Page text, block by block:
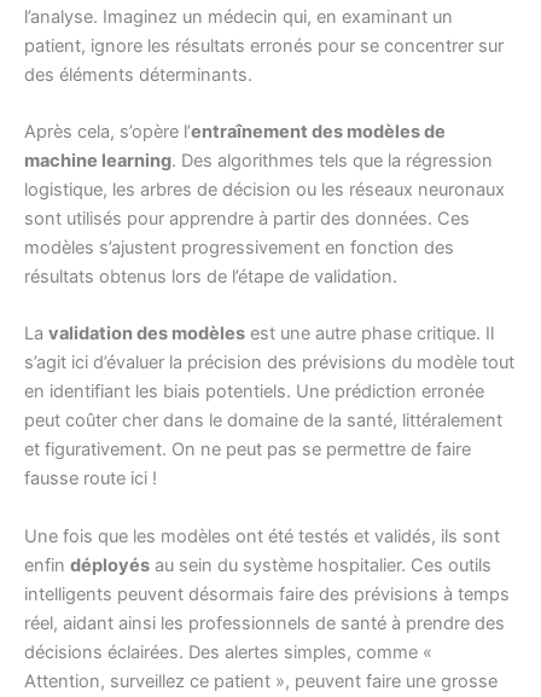
l’analyse. Imaginez un médecin qui, en examinant un
patient, ignore les résultats erronés pour se concentrer sur
des éléments déterminants.
Après cela, s’opère l’entraînement des modèles de
machine learning. Des algorithmes tels que la régression
logistique, les arbres de décision ou les réseaux neuronaux
sont utilisés pour apprendre à partir des données. Ces
modèles s’ajustent progressivement en fonction des
résultats obtenus lors de l’étape de validation.
La validation des modèles est une autre phase critique. Il
s’agit ici d’évaluer la précision des prévisions du modèle tout
en identifiant les biais potentiels. Une prédiction erronée
peut coûter cher dans le domaine de la santé, littéralement
et figurativement. On ne peut pas se permettre de faire
fausse route ici !
Une fois que les modèles ont été testés et validés, ils sont
enfin déployés au sein du système hospitalier. Ces outils
intelligents peuvent désormais faire des prévisions à temps
réel, aidant ainsi les professionnels de santé à prendre des
décisions éclairées. Des alertes simples, comme «
Attention, surveillez ce patient », peuvent faire une grosse